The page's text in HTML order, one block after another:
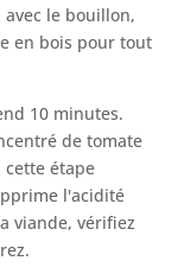
avec le bouillon,
en bois pour tout
10 minutes.
de tomate
étape
l'acidité
viande, vérifiez